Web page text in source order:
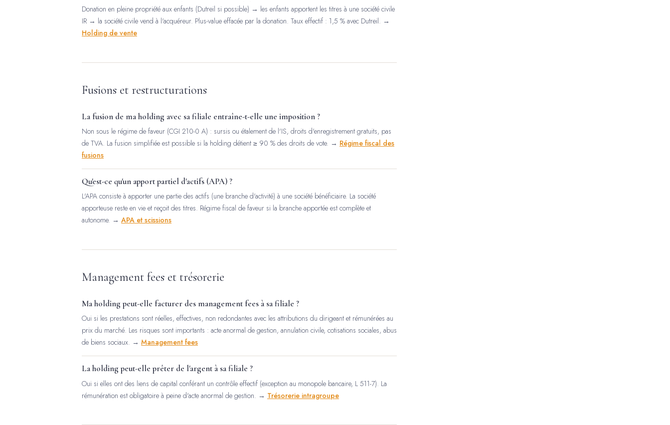
Donation en pleine propriété aux enfants (Dutreil si possible) → les enfants apportent les titres à une société civile
IR → la société civile vend à l'acquéreur. Plus-value effacée par la donation. Taux effectif : 1,5 % avec Dutreil. →
Holding de vente
Fusions et restructurations
La fusion de ma holding avec sa filiale entraîne-t-elle une imposition ?
Non sous le régime de faveur (CGI 210-0 A) : sursis ou étalement de l'IS, droits d'enregistrement gratuits, pas
de TVA. La fusion simplifiée est possible si la holding détient ≥ 90 % des droits de vote. → Régime fiscal des
fusions
Qu'est-ce qu'un apport partiel d'actifs (APA) ?
L'APA consiste à apporter une partie des actifs (une branche d'activité) à une société bénéficiaire. La société
apporteuse reste en vie et reçoit des titres. Régime fiscal de faveur si la branche apportée est complète et
autonome. → APA et scissions
Management fees et trésorerie
Ma holding peut-elle facturer des management fees à sa filiale ?
Oui si les prestations sont réelles, effectives, non redondantes avec les attributions du dirigeant et rémunérées au
prix du marché. Les risques sont importants : acte anormal de gestion, annulation civile, cotisations sociales, abus
de biens sociaux. → Management fees
La holding peut-elle prêter de l'argent à sa filiale ?
Oui si elles ont des liens de capital conférant un contrôle effectif (exception au monopole bancaire, L 511-7). La
rémunération est obligatoire à peine d'acte anormal de gestion. → Trésorerie intragroupe